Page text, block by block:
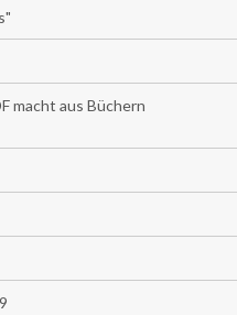
macht aus Büchern